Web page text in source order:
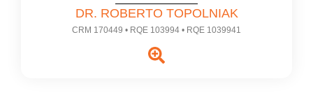
DR. ROBERTO TOPOLNIAK
CRM 170449 • RQE 103994 • RQE 1039941